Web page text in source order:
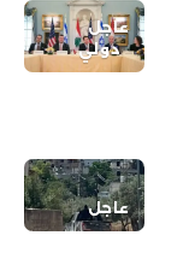
عاجل
دولي
عاجل